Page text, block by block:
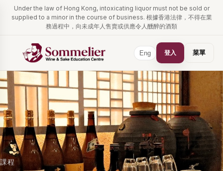
Under the law of Hong Kong, intoxicating liquor must not be sold or
supplied to a minor in the course of business. 根據香港法律，不得在業
務過程中，向未成年人售賣或供應令人醺醉的酒類
Eng 登入 菜單
課程